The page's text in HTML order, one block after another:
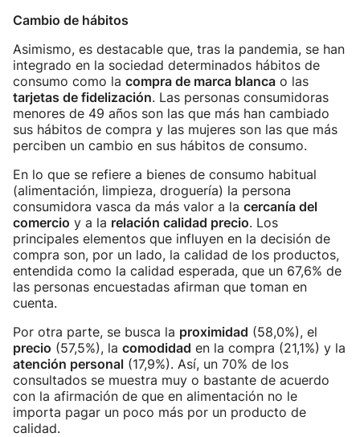
Cambio de hábitos
Asimismo, es destacable que, tras la pandemia, se han
integrado en la sociedad determinados hábitos de
consumo como la compra de marca blanca o las
tarjetas de fidelización. Las personas consumidoras
menores de 49 años son las que más han cambiado
sus hábitos de compra y las mujeres son las que más
perciben un cambio en sus hábitos de consumo.
En lo que se refiere a bienes de consumo habitual
(alimentación, limpieza, droguería) la persona
consumidora vasca da más valor a la cercanía del
comercio y a la relación calidad precio. Los
principales elementos que influyen en la decisión de
compra son, por un lado, la calidad de los productos,
entendida como la calidad esperada, que un 67,6% de
las personas encuestadas afirman que toman en
cuenta.
Por otra parte, se busca la proximidad (58,0%), el
precio (57,5%), la comodidad en la compra (21,1%) y la
atención personal (17,9%). Así, un 70% de los
consultados se muestra muy o bastante de acuerdo
con la afirmación de que en alimentación no le
importa pagar un poco más por un producto de
calidad.